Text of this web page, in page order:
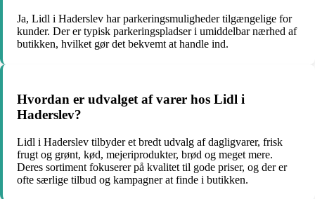
Ja, Lidl i Haderslev har parkeringsmuligheder tilgængelige for
kunder. Der er typisk parkeringspladser i umiddelbar nærhed af
butikken, hvilket gør det bekvemt at handle ind.
Hvordan er udvalget af varer hos Lidl i
Haderslev?
Lidl i Haderslev tilbyder et bredt udvalg af dagligvarer, frisk
frugt og grønt, kød, mejeriprodukter, brød og meget mere.
Deres sortiment fokuserer på kvalitet til gode priser, og der er
ofte særlige tilbud og kampagner at finde i butikken.